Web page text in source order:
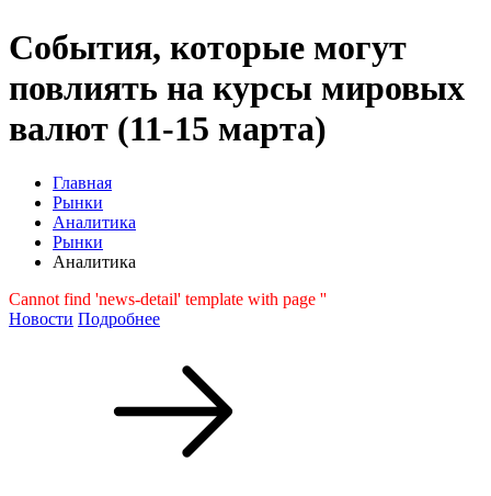
События, которые могут
повлиять на курсы мировых
валют (11-15 марта)
Главная
Рынки
Аналитика
Рынки
Аналитика
Cannot find 'news-detail' template with page ''
Новости Подробнее